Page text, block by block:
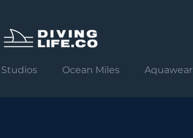
Studios Ocean Miles Aquawear